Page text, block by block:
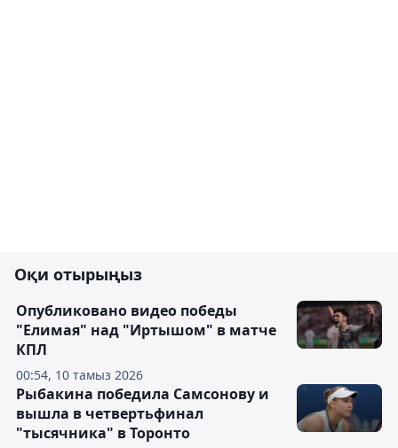
Оқи отырыңыз
00:54, 10 тамыз 2026
Опубликовано видео победы
"Елимая" над "Иртышом" в матче
КПЛ
Рыбакина победила Самсонову и
вышла в четвертьфинал
"тысячника" в Торонто